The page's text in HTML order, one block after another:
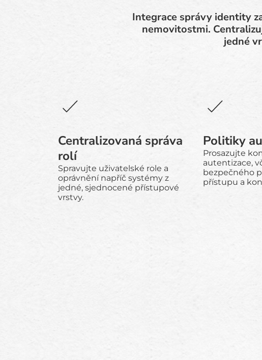
Integrace správy identity
nemovitostmi.
jedné
Centralizovaná správa
rolí
Spravujte uživatelské role a
oprávnění napříč systémy z
jedné, sjednocené přístupové
vrstvy.
Politiky
Prosazujte
autentizace,
bezpečného
přístupu a